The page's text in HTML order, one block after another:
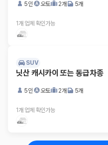
5인 오토 2개 5개
1개 업체 확인가능
SUV
닛산 캐시카이 또는 동급차종
5인 오토 2개 5개
1개 업체 확인가능